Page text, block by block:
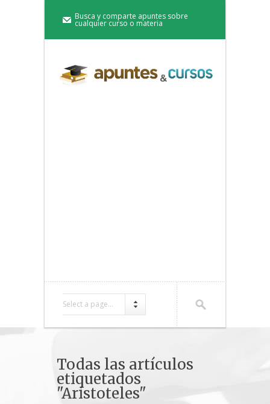
Busca y comparte apuntes sobre
cualquier curso o materia
Select a page...
Todas las artículos
etiquetados
"Aristoteles"